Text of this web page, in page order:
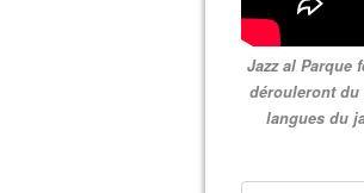
Jazz al Parque
dérouleront du
langues du